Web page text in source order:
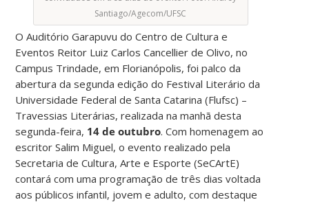
Santiago/Agecom/UFSC
O Auditório Garapuvu do Centro de Cultura e
Eventos Reitor Luiz Carlos Cancellier de Olivo, no
Campus Trindade, em Florianópolis, foi palco da
abertura da segunda edição do Festival Literário da
Universidade Federal de Santa Catarina (Flufsc) –
Travessias Literárias, realizada na manhã desta
segunda-feira, 14 de outubro. Com homenagem ao
escritor Salim Miguel, o evento realizado pela
Secretaria de Cultura, Arte e Esporte (SeCArtE)
contará com uma programação de três dias voltada
aos públicos infantil, jovem e adulto, com destaque